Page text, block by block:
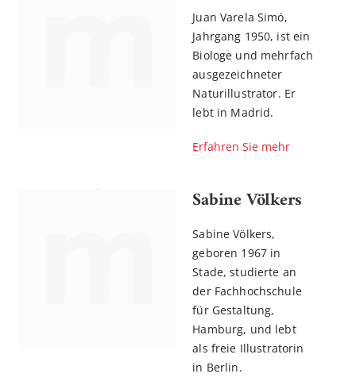
Juan Varela Simó,
Jahrgang 1950, ist ein
Biologe und mehrfach
ausgezeichneter
Naturillustrator. Er
lebt in Madrid.
Erfahren Sie mehr
Sabine Völkers
Sabine Völkers,
geboren 1967 in
Stade, studierte an
der Fachhochschule
für Gestaltung,
Hamburg, und lebt
als freie Illustratorin
in Berlin.